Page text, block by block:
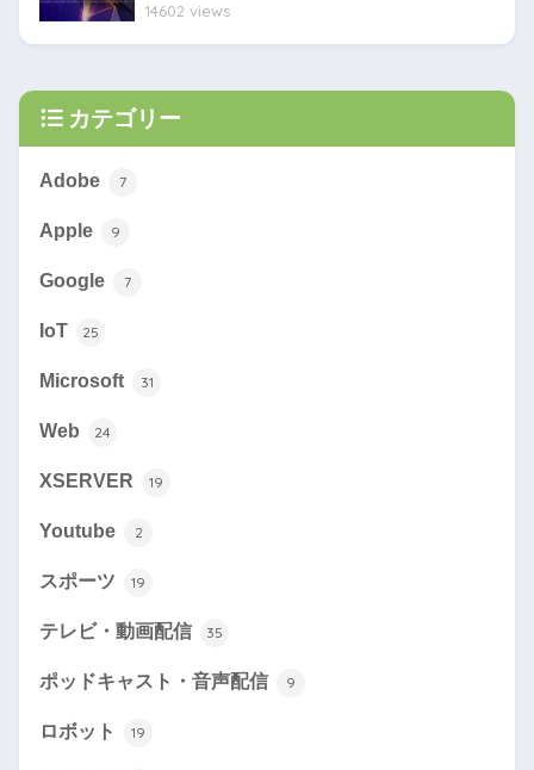
14602 views
カテゴリー
Adobe 7
Apple 9
Google 7
IoT 25
Microsoft 31
Web 24
XSERVER 19
Youtube 2
スポーツ 19
テレビ・動画配信 35
ポッドキャスト・音声配信 9
ロボット 19